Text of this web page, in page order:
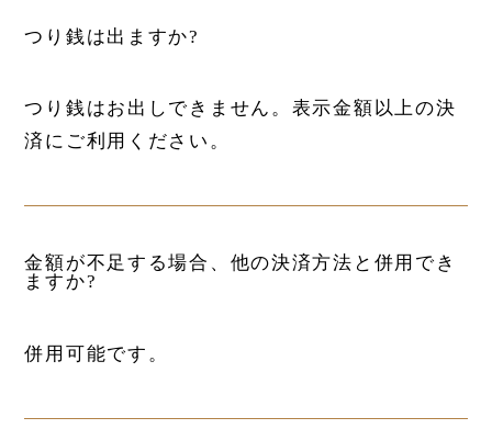
つり銭は出ますか?
つり銭はお出しできません。表示金額以上の決
済にご利用ください。
金額が不足する場合、他の決済方法と併用でき
ますか?
併用可能です。